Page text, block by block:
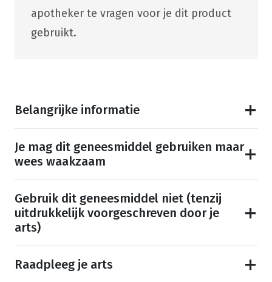
apotheker te vragen voor je dit product
gebruikt.
Belangrijke informatie
Je mag dit geneesmiddel gebruiken maar
wees waakzaam
Gebruik dit geneesmiddel niet (tenzij
uitdrukkelijk voorgeschreven door je
arts)
Raadpleeg je arts